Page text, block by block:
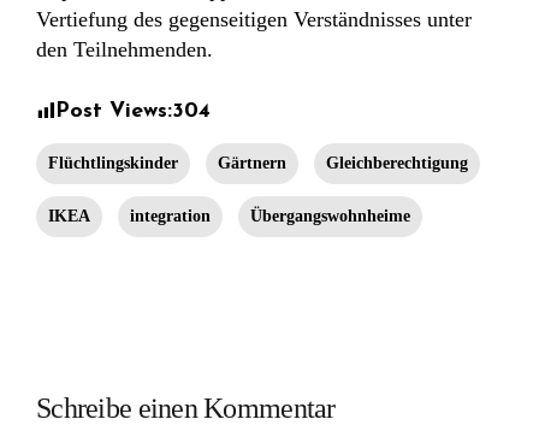
Vertiefung des gegenseitigen Verständnisses unter
den Teilnehmenden.
Post Views:304
Flüchtlingskinder Gärtnern Gleichberechtigung
IKEA integration Übergangswohnheime
Schreibe einen Kommentar